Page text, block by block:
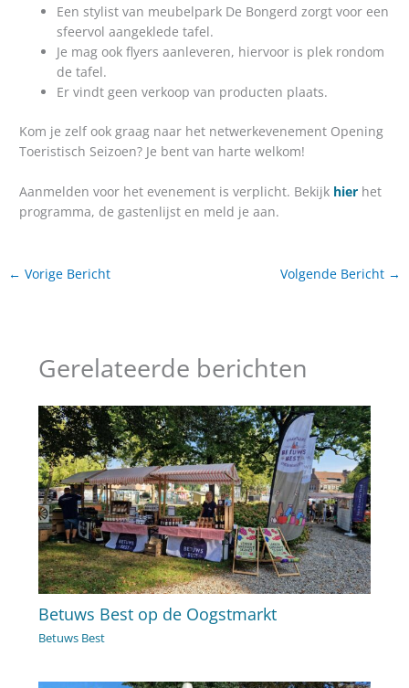
Een stylist van meubelpark De Bongerd zorgt voor een
sfeervol aangeklede tafel.
Je mag ook flyers aanleveren, hiervoor is plek rondom
de tafel.
Er vindt geen verkoop van producten plaats.
Kom je zelf ook graag naar het netwerkevenement Opening
Toeristisch Seizoen? Je bent van harte welkom!
Aanmelden voor het evenement is verplicht. Bekijk hier het
programma, de gastenlijst en meld je aan.
← Vorige Bericht Volgende Bericht →
Gerelateerde berichten
Betuws Best op de Oogstmarkt
Betuws Best